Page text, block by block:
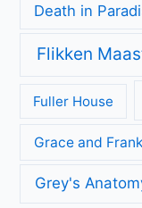
Death in
Flikken
Fuller House
Grace and
Grey's